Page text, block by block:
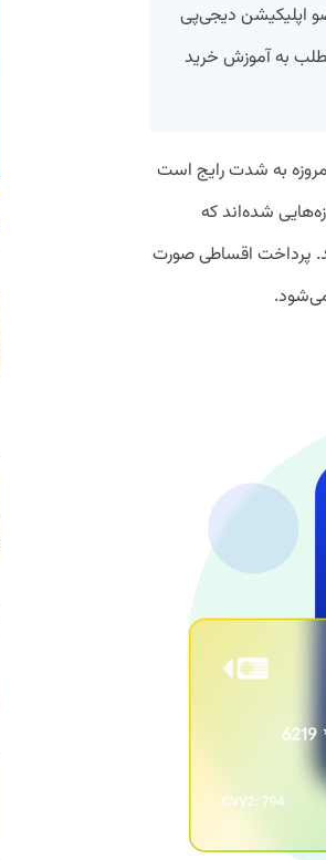
اپلیکیشن دیجی‌پی
به آموزش خرید
به شدت رایج است
شده‌اند که
پرداخت اقساطی صورت